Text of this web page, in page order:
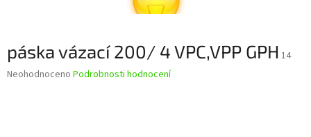
páska vázací 200/ 4 VPC,VPP GPH 14
Průměrné
Neohodnoceno Podrobnosti hodnocení